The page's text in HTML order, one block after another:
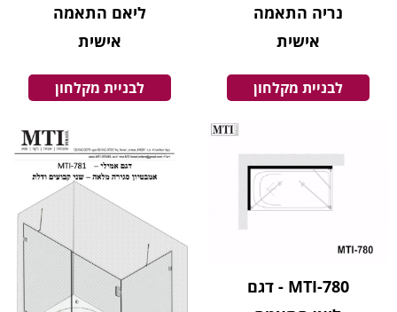
נריה התאמה
אישית
לבניית מקלחון
ליאם התאמה
אישית
לבניית מקלחון
MTI-780 - דגם